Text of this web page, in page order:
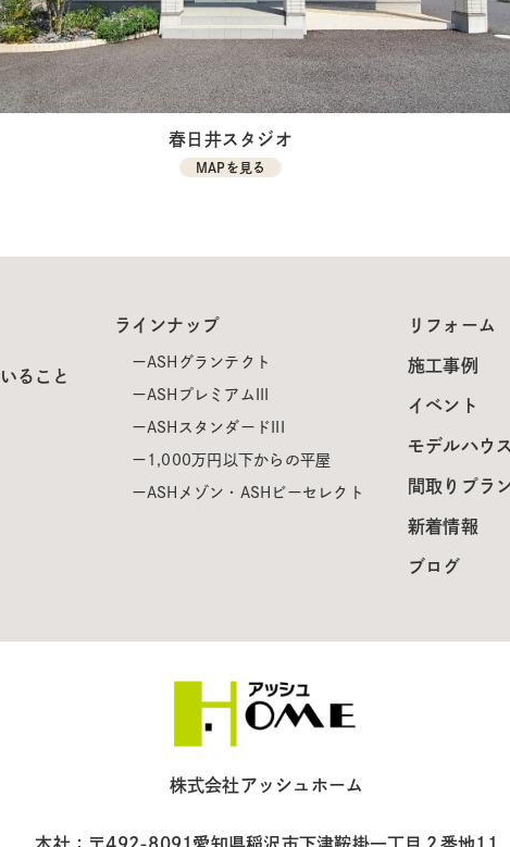
春日井スタジオ
MAPを見る
ること
ラインナップ
ASHグランテクト
ASHプレミアムIII
ASHスタンダードIII
1,000万円以下からの平屋
ASHメゾン・ASHビーセレクト
リフォーム
施工事例
イベント
モデルハウ
間取りプラ
新着情報
ブログ
株式会社アッシュホーム